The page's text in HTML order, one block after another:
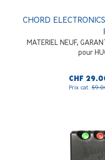
CHORD
MATERIEL NEUF,
pour
CHF
Prix cat.